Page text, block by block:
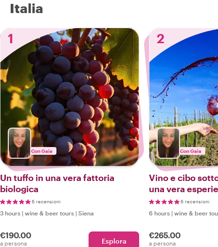
Italia
1
Con Gaia
Un tuffo in una vera fattoria
biologica
6 recensioni
3 hours | wine & beer tours | Siena
€190.00
a persona Esplora
2
Con Gaia
Vino e cibo
una vera
regione del
6 recensioni
6 hours | wine & beer
€265.00
a persona